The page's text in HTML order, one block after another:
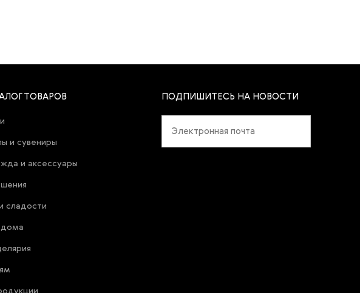
ТОВАРОВ
и сувениры
и аксессуары
сладости
ПОДПИШИТЕСЬ НА НОВОСТИ